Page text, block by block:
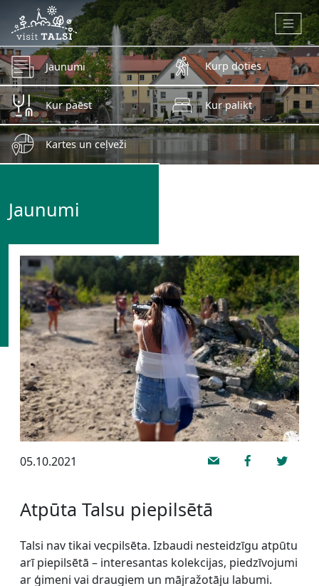
Skip to main content
Jaunumi Kurp doties
Kur paēst Kur palikt
Kartes un ceļveži
Jaunumi
05.10.2021
Atpūta Talsu piepilsētā
Talsi nav tikai vecpilsēta. Izbaudi nesteidzīgu atpūtu
arī piepilsētā – interesantas kolekcijas, piedzīvojumi
ar ģimeni vai draugiem un mājražotāju labumi.